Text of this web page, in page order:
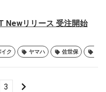
Newリリース 受注開始
ク ヤマハ 佐世保
3